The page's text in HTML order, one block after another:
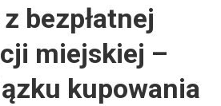
bezpłatnej
miejskiej –
kupowania